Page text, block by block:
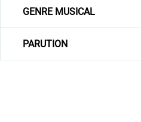
GENRE MUSICAL
PARUTION